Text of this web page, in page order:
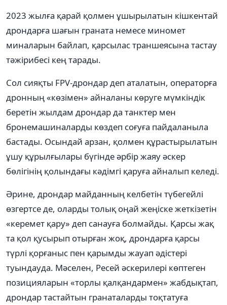
2023 жылға қарай қолмен ұшырылатын кішкентай
дрондарға шағын граната немесе миномет
миналарын байлап, қарсылас траншеясына тастау
тәжірибесі кең тарады.
Сол сияқты FPV-дрондар деп аталатын, операторға
дронның «көзімен» айналаны көруге мүмкіндік
беретін жылдам дрондар да танктер мен
бронемашиналарды көздеп соғуға пайдаланыла
бастады. Осындай арзан, қолмен құрастырылатын
ұшу құрылғылары бүгінде әрбір жаяу әскер
бөлігінің қолындағы кәдімгі қаруға айналып келеді.
Әрине, дрондар майданның келбетін түбегейлі
өзгертсе де, оларды толық оңай жеңіске жеткізетін
«керемет қару» деп санауға болмайды. Қарсы жақ
та қол қусырып отырған жоқ, дрондарға қарсы
түрлі қорғаныс пен қарымды жауап әдістері
туындауда. Мәселен, Ресей әскерилері көптеген
позицияларын «торлы қалқандармен» жабдықтап,
дрондар тастайтын гранаталарды тоқтатуға